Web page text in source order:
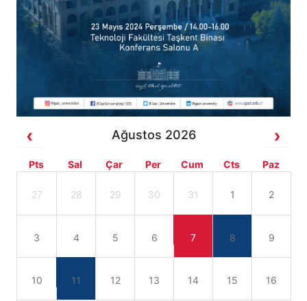
Ağustos 2026
Pts Sal Çar Per Cum Cts Paz
27 28 29 30 31 1 2
3 4 5 6 7 8 9
10 11 12 13 14 15 16